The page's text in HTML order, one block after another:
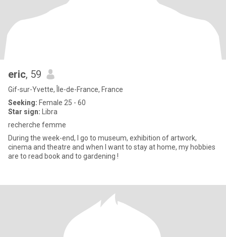
eric, 59
Gif-sur-Yvette, Île-de-France, France
Seeking: Female 25 - 60
Star sign: Libra
recherche femme
During the week-end, I go to museum, exhibition of artwork,
cinema and theatre and when I want to stay at home, my hobbies
are to read book and to gardening !